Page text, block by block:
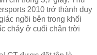
2010 trở thành duy
ngồi bên trong khối
cháy ở cuối chân trời